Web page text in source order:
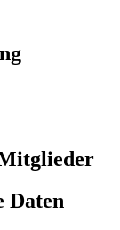
Daten